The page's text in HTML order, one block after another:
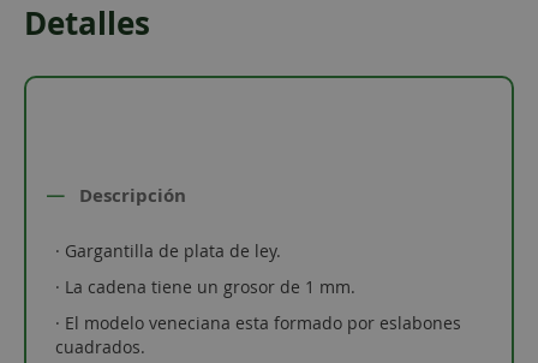
Detalles
Descripción
· Gargantilla de plata de ley.
· La cadena tiene un grosor de 1 mm.
· El modelo veneciana esta formado por eslabones
cuadrados.